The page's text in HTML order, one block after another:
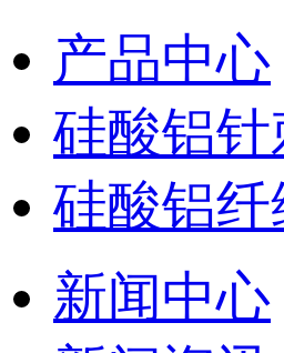
产品中心
硅酸铝针
硅酸铝纤
新闻中心